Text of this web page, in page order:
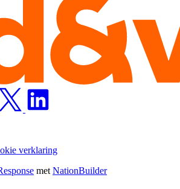
verklaring
met NationBuilder